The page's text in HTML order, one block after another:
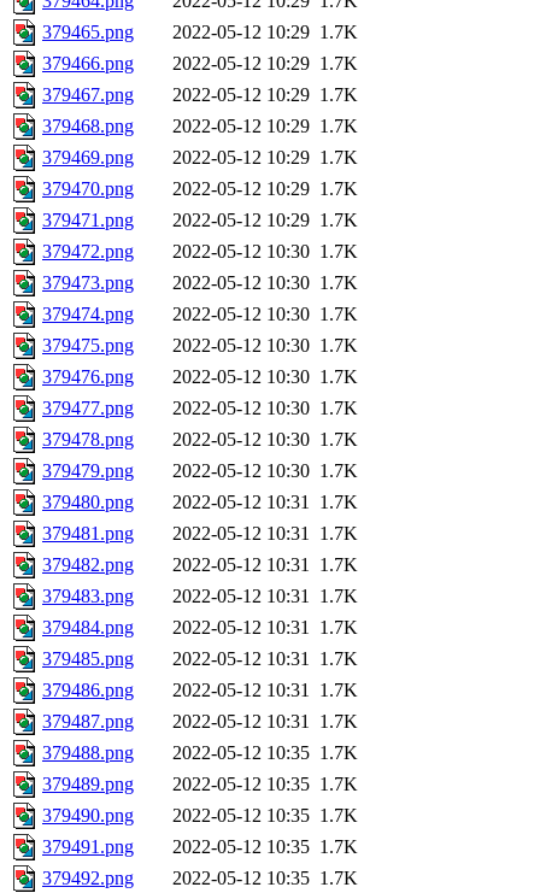
379465.png
2022-05-12 10:29 1.7K
379466.png
2022-05-12 10:29 1.7K
379467.png
2022-05-12 10:29 1.7K
379468.png
2022-05-12 10:29 1.7K
379469.png
2022-05-12 10:29 1.7K
379470.png
2022-05-12 10:29 1.7K
379471.png
2022-05-12 10:29 1.7K
379472.png
2022-05-12 10:30 1.7K
379473.png
2022-05-12 10:30 1.7K
379474.png
2022-05-12 10:30 1.7K
379475.png
2022-05-12 10:30 1.7K
379476.png
2022-05-12 10:30 1.7K
379477.png
2022-05-12 10:30 1.7K
379478.png
2022-05-12 10:30 1.7K
379479.png
2022-05-12 10:30 1.7K
379480.png
2022-05-12 10:31 1.7K
379481.png
2022-05-12 10:31 1.7K
379482.png
2022-05-12 10:31 1.7K
379483.png
2022-05-12 10:31 1.7K
379484.png
2022-05-12 10:31 1.7K
379485.png
2022-05-12 10:31 1.7K
379486.png
2022-05-12 10:31 1.7K
379487.png
2022-05-12 10:31 1.7K
379488.png
2022-05-12 10:35 1.7K
379489.png
2022-05-12 10:35 1.7K
379490.png
2022-05-12 10:35 1.7K
379491.png
2022-05-12 10:35 1.7K
379492.png
2022-05-12 10:35 1.7K